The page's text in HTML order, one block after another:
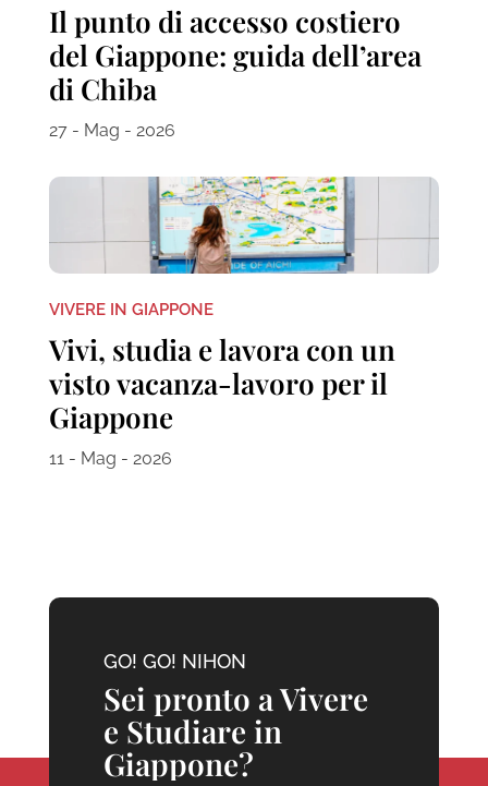
Il punto di accesso costiero
del Giappone: guida dell’area
di Chiba
27 - Mag - 2026
VIVERE IN GIAPPONE
Vivi, studia e lavora con un
visto vacanza-lavoro per il
Giappone
11 - Mag - 2026
GO! GO! NIHON
Sei pronto a Vivere
e Studiare in
Giappone?